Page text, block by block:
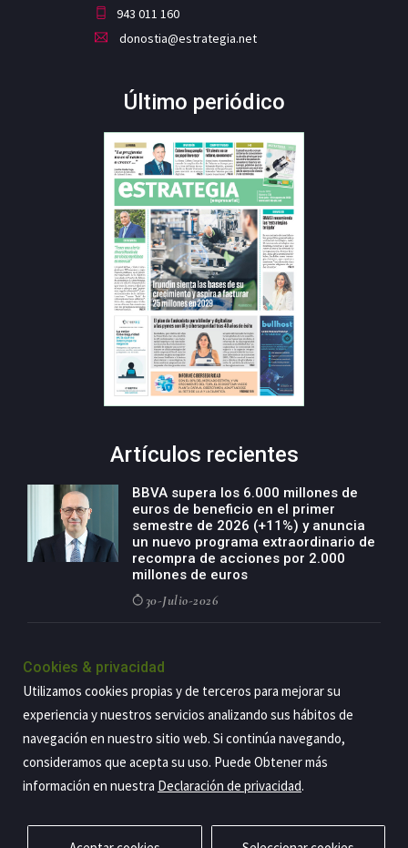
943 011 160
donostia@estrategia.net
Último periódico
Artículos recientes
BBVA supera los 6.000 millones de
euros de beneficio en el primer
semestre de 2026 (+11%) y anuncia
un nuevo programa extraordinario de
recompra de acciones por 2.000
millones de euros
30-Julio-2026
negocio agro con un modelo global
de especialización presente en siete
países
29-Julio-2026
Cookies & privacidad
Utilizamos cookies propias y de terceros para mejorar su
experiencia y nuestros servicios analizando sus hábitos de
navegación en nuestro sitio web. Si continúa navegando,
consideramos que acepta su uso. Puede Obtener más
información en nuestra Declaración de privacidad.